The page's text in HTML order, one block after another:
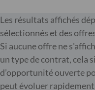
Les résultats affichés
sélectionnés et des
Si aucune offre ne
un type de contrat, cela
d’opportunité ouverte
peut évoluer